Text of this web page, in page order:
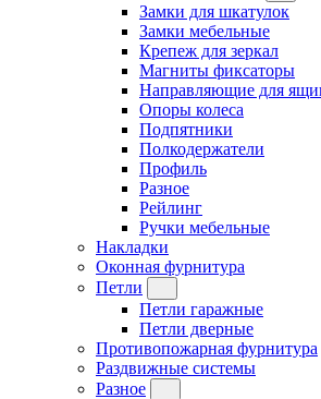
Замки для шкатулок
Замки мебельные
Крепеж для зеркал
Магниты фиксаторы
Направляющие для
Опоры колеса
Подпятники
Полкодержатели
Профиль
Разное
Рейлинг
Ручки мебельные
Накладки
Оконная фурнитура
Петли
Петли гаражные
Петли дверные
Противопожарная фурнитура
Раздвижные системы
Разное